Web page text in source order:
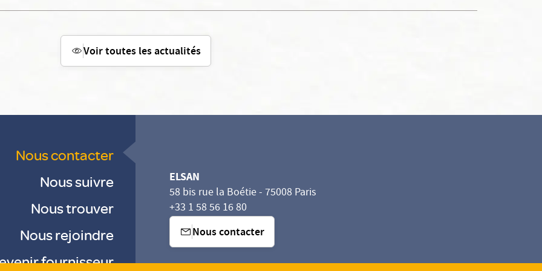
Voir toutes les actualités
Nous contacter
Nous suivre
Nous trouver
Nous rejoindre
fournisseur
ELSAN
58 bis rue la Boétie - 75008 Paris
+33 1 58 56 16 80
Nous contacter